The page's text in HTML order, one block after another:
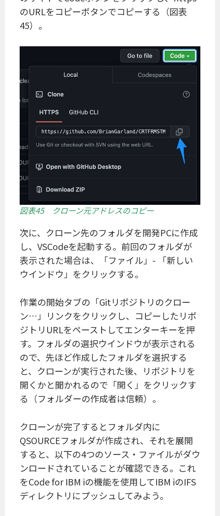
のURLをコピーボタンでコピーする（図表
45）。
図表45 クローン元アドレスのコピー
次に、クローン先のフォルダを開発PCに作成
し、VSCodeを起動する。前回のフォルダが
表示された場合は、「ファイル」- 「新しい
ウインドウ」をクリックする。
作業の開始タブの「Gitリポジトリのクロー
ン…」リンクをクリックし、コピーしたリポ
ジトリURLをペーストしてエンターキーを押
す。フォルダの選択ウインドウが表示される
ので、先ほど作成したフォルダを選択する
と、クローンが実行された後、リポジトリを
開くかと聞かれるので「開く」をクリックす
る（フォルダーの作成者は信頼）。
クローンが完了するとフォルダ内に
QSOURCEフォルダが作成され、それを展開
すると、以下の4つのソース・ファイルがダウ
ンロードされていることが確認できる。これ
をCode for IBM iの機能を使用してIBM iのIFS
ディレクトリにプッシュしてみよう。